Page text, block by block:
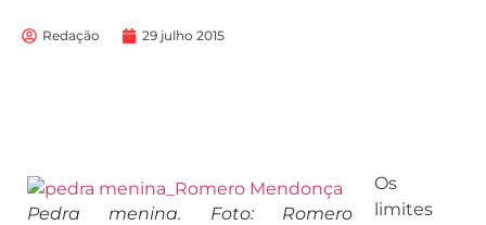
Redação 29 julho 2015
Pedra menina. Foto: Romero
Os
limites